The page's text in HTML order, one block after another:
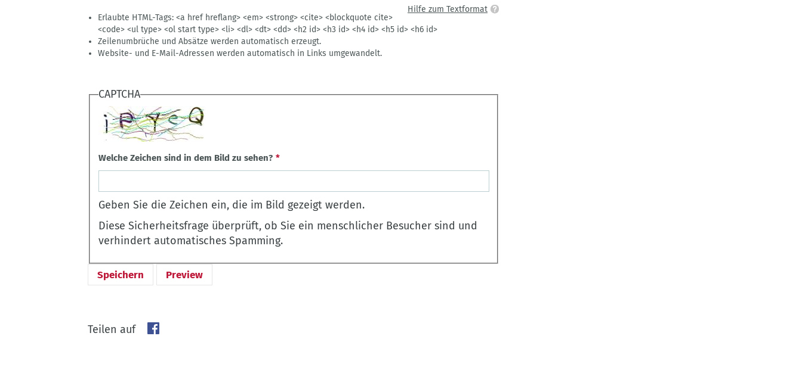
Hilfe zum Textformat
Erlaubte HTML-Tags: <a href hreflang> <em> <strong> <cite> <blockquote cite>
<code> <ul type> <ol start type> <li> <dl> <dt> <dd> <h2 id> <h3 id> <h4 id> <h5 id> <h6 id>
Zeilenumbrüche und Absätze werden automatisch erzeugt.
Website- und E-Mail-Adressen werden automatisch in Links umgewandelt.
CAPTCHA
Welche Zeichen sind in dem Bild zu sehen?
Geben Sie die Zeichen ein, die im Bild gezeigt werden.
Diese Sicherheitsfrage überprüft, ob Sie ein menschlicher Besucher sind und
verhindert automatisches Spamming.
Teilen auf